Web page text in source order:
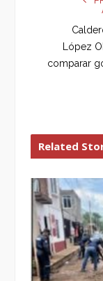
López
comparar
Related